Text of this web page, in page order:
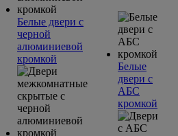
Белые двери с
черной
алюминиевой
кромкой
Белые
двери с
АБС
кромкой